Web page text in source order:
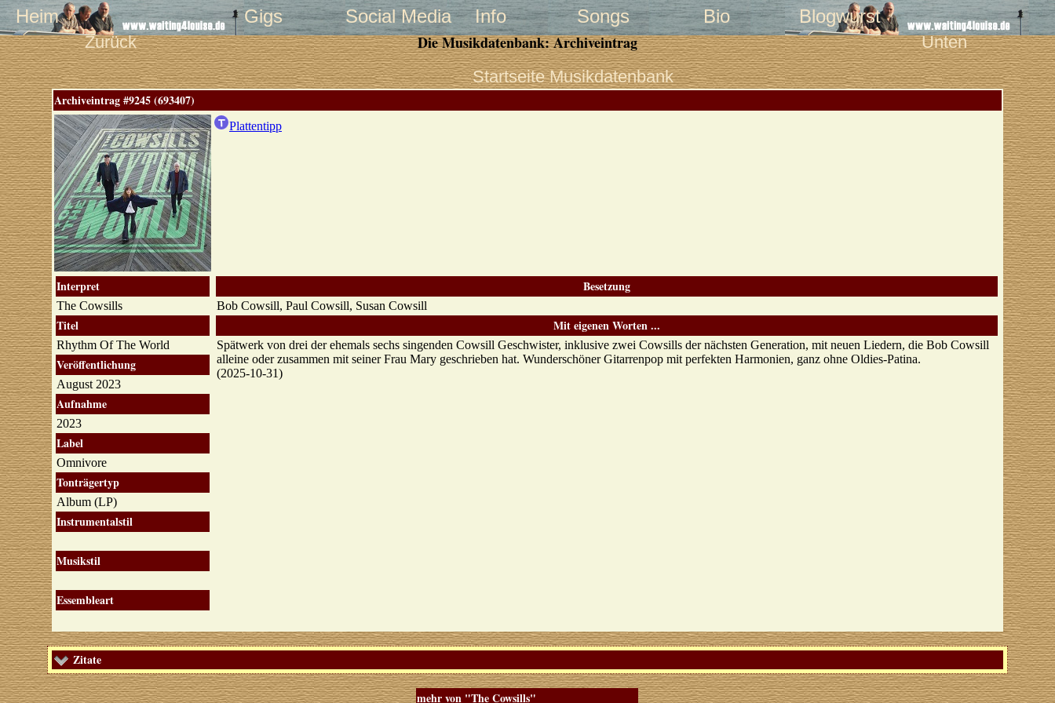
Heim Gigs Social Media Info Songs Bio Blogwurst
Zurück Die Musikdatenbank: Archiveintrag
Unten
Startseite Musikdatenbank
Archiveintrag #9245 (693407)
Plattentipp
Interpret
The Cowsills
Titel
Rhythm Of The World
Veröffentlichung
August 2023
Aufnahme
2023
Label
Omnivore
Tonträgertyp
Album (LP)
Instrumentalstil
Musikstil
Essembleart
Besetzung
Bob Cowsill, Paul Cowsill, Susan Cowsill
Mit eigenen Worten ...
Spätwerk von drei der ehemals sechs singenden Cowsill Geschwister, inklusive zwei Cowsills der nächsten Generation, mit neuen Liedern, die Bob Cowsill
alleine oder zusammen mit seiner Frau Mary geschrieben hat. Wunderschöner Gitarrenpop mit perfekten Harmonien, ganz ohne Oldies-Patina.
(2025-10-31)
Zitate
mehr von "The Cowsills"